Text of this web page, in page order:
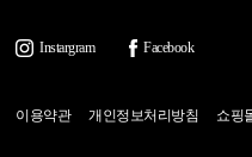
Instargram Facebook
이용약관 개인정보처리방침 쇼핑